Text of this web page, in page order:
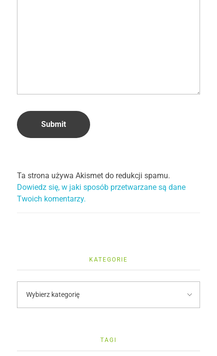
Ta strona używa Akismet do redukcji spamu.
Dowiedz się, w jaki sposób przetwarzane są dane
Twoich komentarzy.
KATEGORIE
TAGI